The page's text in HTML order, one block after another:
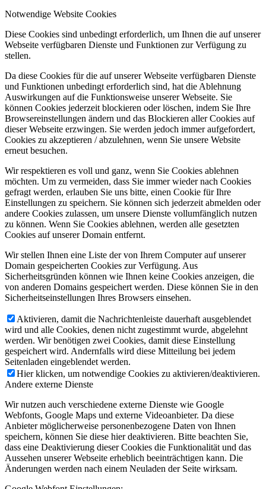
Notwendige Website Cookies
Diese Cookies sind unbedingt erforderlich, um Ihnen die auf unserer
Webseite verfügbaren Dienste und Funktionen zur Verfügung zu
stellen.
Da diese Cookies für die auf unserer Webseite verfügbaren Dienste
und Funktionen unbedingt erforderlich sind, hat die Ablehnung
Auswirkungen auf die Funktionsweise unserer Webseite. Sie
können Cookies jederzeit blockieren oder löschen, indem Sie Ihre
Browsereinstellungen ändern und das Blockieren aller Cookies auf
dieser Webseite erzwingen. Sie werden jedoch immer aufgefordert,
Cookies zu akzeptieren / abzulehnen, wenn Sie unsere Website
erneut besuchen.
Wir respektieren es voll und ganz, wenn Sie Cookies ablehnen
möchten. Um zu vermeiden, dass Sie immer wieder nach Cookies
gefragt werden, erlauben Sie uns bitte, einen Cookie für Ihre
Einstellungen zu speichern. Sie können sich jederzeit abmelden oder
andere Cookies zulassen, um unsere Dienste vollumfänglich nutzen
zu können. Wenn Sie Cookies ablehnen, werden alle gesetzten
Cookies auf unserer Domain entfernt.
Wir stellen Ihnen eine Liste der von Ihrem Computer auf unserer
Domain gespeicherten Cookies zur Verfügung. Aus
Sicherheitsgründen können wie Ihnen keine Cookies anzeigen, die
von anderen Domains gespeichert werden. Diese können Sie in den
Sicherheitseinstellungen Ihres Browsers einsehen.
Aktivieren, damit die Nachrichtenleiste dauerhaft ausgeblendet
wird und alle Cookies, denen nicht zugestimmt wurde, abgelehnt
werden. Wir benötigen zwei Cookies, damit diese Einstellung
gespeichert wird. Andernfalls wird diese Mitteilung bei jedem
Seitenladen eingeblendet werden.
Hier klicken, um notwendige Cookies zu aktivieren/deaktivieren.
Andere externe Dienste
Wir nutzen auch verschiedene externe Dienste wie Google
Webfonts, Google Maps und externe Videoanbieter. Da diese
Anbieter möglicherweise personenbezogene Daten von Ihnen
speichern, können Sie diese hier deaktivieren. Bitte beachten Sie,
dass eine Deaktivierung dieser Cookies die Funktionalität und das
Aussehen unserer Webseite erheblich beeinträchtigen kann. Die
Änderungen werden nach einem Neuladen der Seite wirksam.